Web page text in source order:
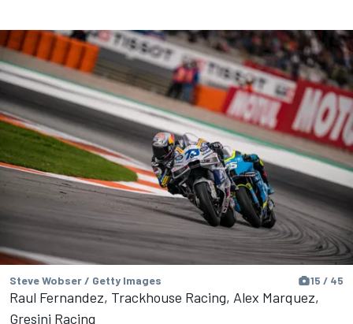
Steve Wobser / Getty Images 15 / 45
Raul Fernandez, Trackhouse Racing, Alex Marquez,
Gresini Racing